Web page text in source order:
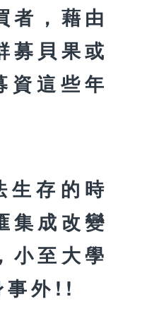
者，藉由
募貝果或
這些年
生存的時
集成改變
小至大學
事外!!